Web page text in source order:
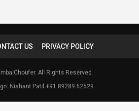
US PRIVACY POLICY
All Rights Reserved.
Nishant Patil +91 89289 62629